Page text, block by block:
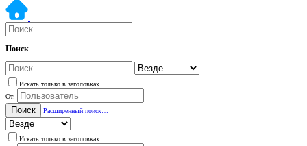
Поиск
Искать только в заголовках
От:
Поиск Расширенный поиск…
Искать только в заголовках